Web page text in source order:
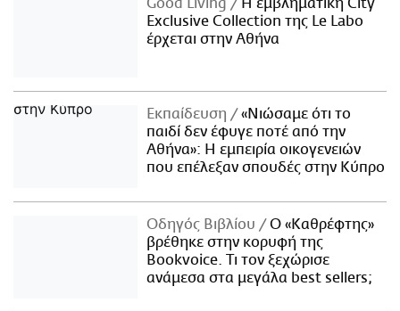
Good Living
Η εμβληματική City
Exclusive Collection της Le Labo
έρχεται στην Αθήνα
Εκπαίδευση
«Νιώσαμε ότι το
παιδί δεν έφυγε ποτέ από την
Αθήνα»: Η εμπειρία οικογενειών
που επέλεξαν σπουδές στην Κύπρο
Οδηγός Βιβλίου
Ο «Καθρέφτης»
βρέθηκε στην κορυφή της
Bookvoice. Τι τον ξεχώρισε
ανάμεσα στα μεγάλα best sellers;